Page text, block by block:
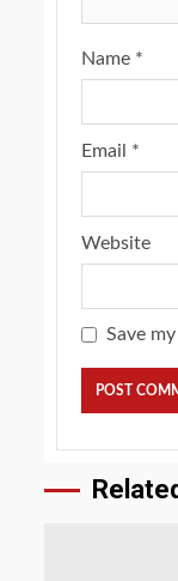
Name *
Email *
Website
Save